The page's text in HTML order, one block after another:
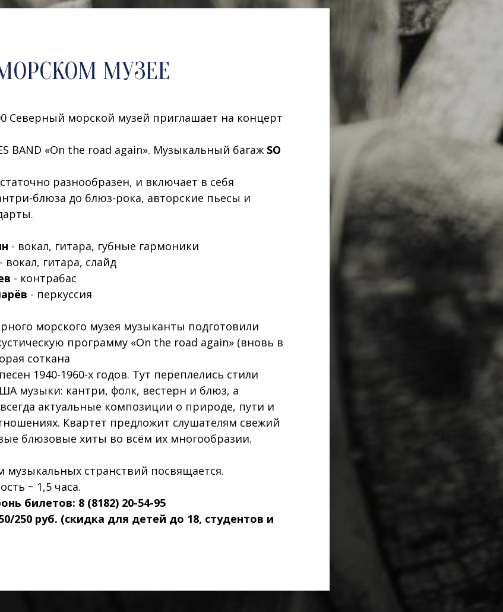
МУЗЕЕ
Северный морской музей приглашает на концерт
BAND «On the road again». Музыкальный багаж SO
разнообразен, и включает в себя
блюза до блюз-рока, авторские пьесы и
- вокал, гитара, губные гармоники
- вокал, гитара, слайд
- контрабас
- перкуссия
морского музея музыканты подготовили
программу «On the road again» (вновь в
соткана
1940-1960-х годов. Тут переплелись стили
музыки: кантри, фолк, вестерн и блюз, а
актуальные композиции о природе, пути и
Квартет предложит слушателям свежий
блюзовые хиты во всём их многообразии.
музыкальных странствий посвящается.
~ 1,5 часа.
билетов: 8 (8182) 20-54-95
250 руб. (скидка для детей до 18, студентов и